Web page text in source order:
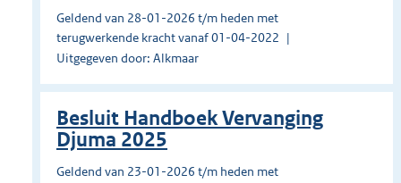
Geldend van 28-01-2026 t/m heden met
terugwerkende kracht vanaf 01-04-2022
Uitgegeven door: Alkmaar
Besluit Handboek Vervanging
Djuma 2025
Geldend van 23-01-2026 t/m heden met